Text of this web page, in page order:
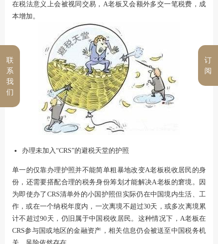
在税法意义上会被视同交易，A老板又会额外多交一笔税费，成
本增加。
办理未加入“CRS”的避税天堂的护照
单一的仅靠办理护照并不能简单粗暴地改变A老板税收居民的身
份，还需要搭配合理的税务身份筹划才能解决A老板的窘境。因
为即使办了CRS清单外的小国护照但实际仍在中国境内生活、工
作，或在一个纳税年度内，一次离境不超过30天，或多次离境累
计不超过90天，仍旧属于中国税收居民。这种情况下，A老板在
CRS参与国或地区的金融资产，相关信息仍会被送至中国税务机
订
阅
联
系
我
们